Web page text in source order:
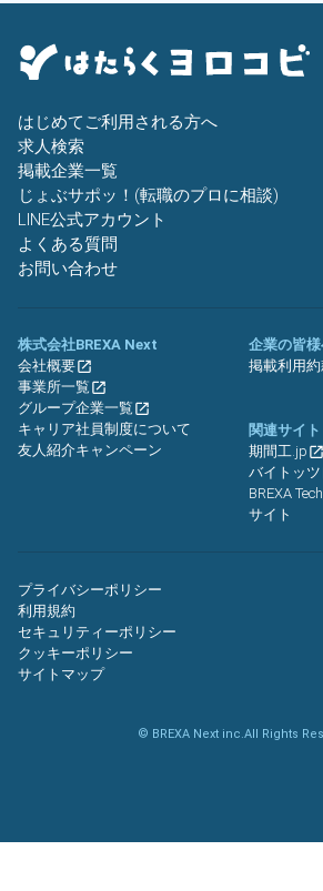
はじめてご利用される方へ
求人検索
掲載企業一覧
じょぶサポッ！(転職のプロに相談)
LINE公式アカウント
よくある質問
お問い合わせ
株式会社BREXA Next
会社概要
事業所一覧
グループ企業一覧
キャリア社員制度について
友人紹介キャンペーン
企業の皆
掲載利用約
関連サイト
期間工.jp
バイトッツ
BREXA
サイト
プライバシーポリシー
利用規約
セキュリティーポリシー
クッキーポリシー
サイトマップ
© BREXA Next inc.All Rights